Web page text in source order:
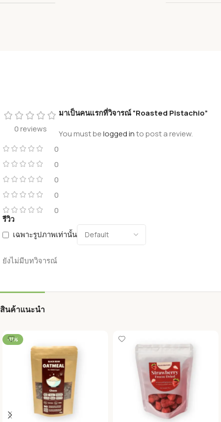
0 reviews
0
0
0
0
0
รีวิว
เฉพาะรูปภาพเท่านั้น
ยังไม่มีบทวิจารณ์
มาเป็นคนแรกที่วิจารณ์ “Roasted Pistachio”
You must belogged into post a review.
สินค้าแนะนำ
-11%